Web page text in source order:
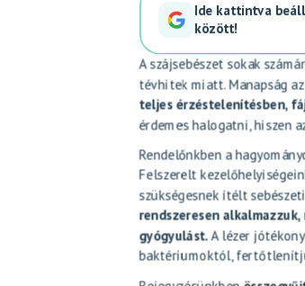
Ide kattintva
között!
A szájsebészet sokak
tévhitek miatt. Manapság
teljes érzéstelenítésben,
érdemes halogatni, hiszen
Rendelőnkben a
Felszerelt
szükségesnek ítélt
rendszeresen
gyógyulást.A lézer
baktériumoktól,